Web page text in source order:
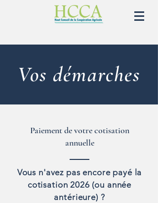
Vos démarches
Paiement de votre cotisation
annuelle
Vous n'avez pas encore payé la
cotisation 2026 (ou année
antérieure) ?